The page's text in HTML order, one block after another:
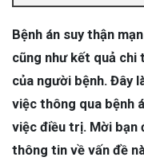
Bệnh án suy thận
cũng như kết quả
của người bệnh. Đây
việc thông qua bệnh
việc điều trị. Mời bạn
thông tin về vấn đề